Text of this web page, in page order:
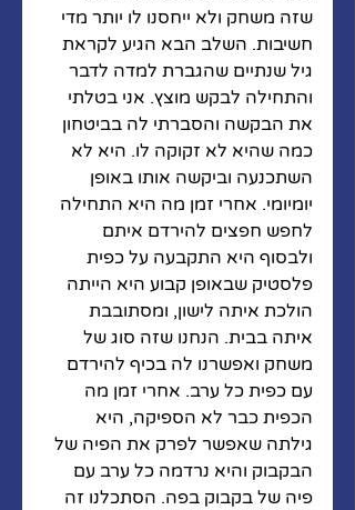
שזה משחק ולא ייחסנו לו יותר מדי
חשיבות. השלב הבא הגיע לקראת
גיל שנתיים שהגברת למדה לדבר
והתחילה לבקש מוצץ. אני בטלתי
את הבקשה והסברתי לה בביטחון
כמה שהיא לא זקוקה לו. היא לא
השתכנעה וביקשה אותו באופן
יומיומי. אחרי זמן מה היא התחילה
לחפש חפצים להירדם איתם
ולבסוף היא התקבעה על כפית
פלסטיק שבאופן קבוע היא הייתה
הולכת איתה לישון, ומסתובבת
איתה בבית. הנחנו שזה סוג של
משחק ואפשרנו לה בכיף להירדם
עם כפית כל ערב. אחרי זמן מה
הכפית כבר לא הספיקה, היא
גילתה שאפשר לפרק את הפיה של
הבקבוק והיא נרדמה כל ערב עם
פיה של בקבוק בפה. הסתכלנו זה